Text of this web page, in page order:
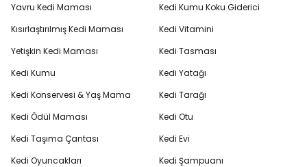
Yavru Kedi Maması
Kısırlaştırılmış Kedi Maması
Yetişkin Kedi Maması
Kedi Kumu
Kedi Konservesi & Yaş Mama
Kedi Ödül Maması
Kedi Taşıma Çantası
Kedi Oyuncakları
Kedi Kumu Koku Giderici
Kedi Vitamini
Kedi Tasması
Kedi Yatağı
Kedi Tarağı
Kedi Otu
Kedi Evi
Kedi Şampuanı